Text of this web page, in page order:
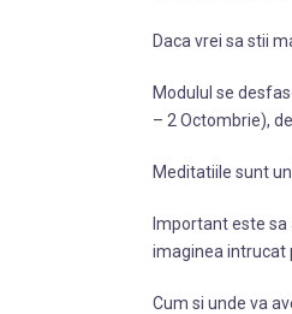
Daca vrei sa stii
Modulul se
– 2 Octombrie),
Meditatiile sunt
Important este sa
imaginea intrucat
Cum si unde va